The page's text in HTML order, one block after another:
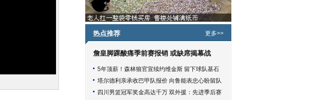
热点推荐 更多>>
詹皇脚踝酸痛季前赛报销 或缺席揭幕战
5年顶薪！森林狼官宣续约维金斯 留下球队基石
塔尔德利亲承收巴甲队报价 向鲁能表忠心盼留队
四川男篮冠军奖金高达千万 双外援：先进季后赛